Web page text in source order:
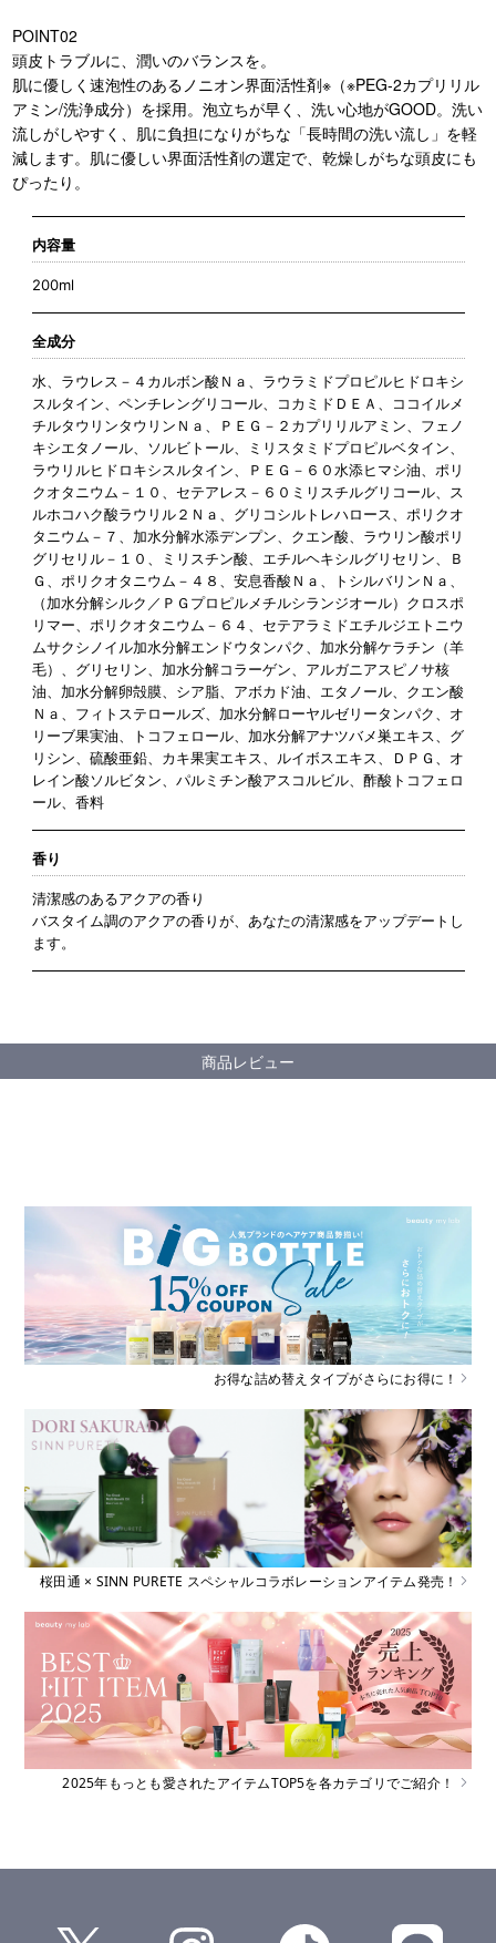
POINT02
頭皮トラブルに、潤いのバランスを。
肌に優しく速泡性のあるノニオン界面活性剤※（※PEG-2カプリリル
アミン/洗浄成分）を採用。泡立ちが早く、洗い心地がGOOD。洗い
流しがしやすく、肌に負担になりがちな「長時間の洗い流し」を軽
減します。肌に優しい界面活性剤の選定で、乾燥しがちな頭皮にも
ぴったり。
内容量
200ml
全成分
水、ラウレス－４カルボン酸Ｎａ、ラウラミドプロピルヒドロキシ
スルタイン、ペンチレングリコール、コカミドＤＥＡ、ココイルメ
チルタウリンタウリンＮａ、ＰＥＧ－２カプリリルアミン、フェノ
キシエタノール、ソルビトール、ミリスタミドプロピルベタイン、
ラウリルヒドロキシスルタイン、ＰＥＧ－６０水添ヒマシ油、ポリ
クオタニウム－１０、セテアレス－６０ミリスチルグリコール、ス
ルホコハク酸ラウリル２Ｎａ、グリコシルトレハロース、ポリクオ
タニウム－７、加水分解水添デンプン、クエン酸、ラウリン酸ポリ
グリセリル－１０、ミリスチン酸、エチルヘキシルグリセリン、Ｂ
Ｇ、ポリクオタニウム－４８、安息香酸Ｎａ、トシルバリンＮａ、
（加水分解シルク／ＰＧプロピルメチルシランジオール）クロスポ
リマー、ポリクオタニウム－６４、セテアラミドエチルジエトニウ
ムサクシノイル加水分解エンドウタンパク、加水分解ケラチン（羊
毛）、グリセリン、加水分解コラーゲン、アルガニアスピノサ核
油、加水分解卵殻膜、シア脂、アボカド油、エタノール、クエン酸
Ｎａ、フィトステロールズ、加水分解ローヤルゼリータンパク、オ
リーブ果実油、トコフェロール、加水分解アナツバメ巣エキス、グ
リシン、硫酸亜鉛、カキ果実エキス、ルイボスエキス、ＤＰＧ、オ
レイン酸ソルビタン、パルミチン酸アスコルビル、酢酸トコフェロ
ール、香料
香り
清潔感のあるアクアの香り
バスタイム調のアクアの香りが、あなたの清潔感をアップデートし
ます。
商品レビュー
お得な詰め替えタイプがさらにお得に！
桜田通 × SINN PURETE スペシャルコラボレーションアイテム発売！
2025年もっとも愛されたアイテムTOP5を各カテゴリでご紹介！